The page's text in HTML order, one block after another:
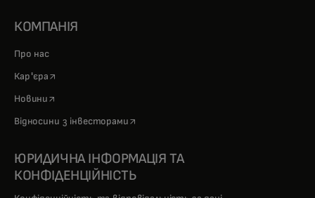
КОМПАНІЯ
Про нас
Кар'єра opens in a new tab
Новини opens in a new tab
Відносини з інвесторамиopens in a new tab
ЮРИДИЧНА ІНФОРМАЦІЯ ТА
КОНФІДЕНЦІЙНІСТЬ